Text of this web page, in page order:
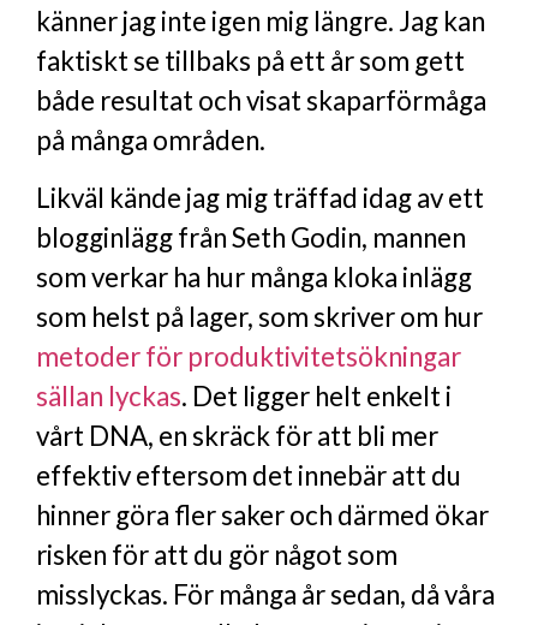
känner jag inte igen mig längre. Jag kan
faktiskt se tillbaks på ett år som gett
både resultat och visat skaparförmåga
på många områden.
Likväl kände jag mig träffad idag av ett
blogginlägg från Seth Godin, mannen
som verkar ha hur många kloka inlägg
som helst på lager, som skriver om hur
metoder för produktivitetsökningar
sällan lyckas. Det ligger helt enkelt i
vårt DNA, en skräck för att bli mer
effektiv eftersom det innebär att du
hinner göra fler saker och därmed ökar
risken för att du gör något som
misslyckas. För många år sedan, då våra